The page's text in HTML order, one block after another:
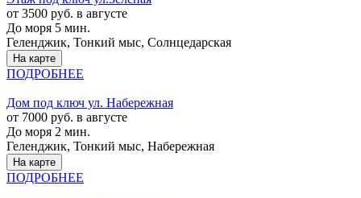
от 3500 руб. в августе
До моря 5 мин.
Геленджик, Тонкий мыс, Солнцедарская
На карте
ПОДРОБНЕЕ
Дом под ключ ул. Набережная
от 7000 руб. в августе
До моря 2 мин.
Геленджик, Тонкий мыс, Набережная
На карте
ПОДРОБНЕЕ